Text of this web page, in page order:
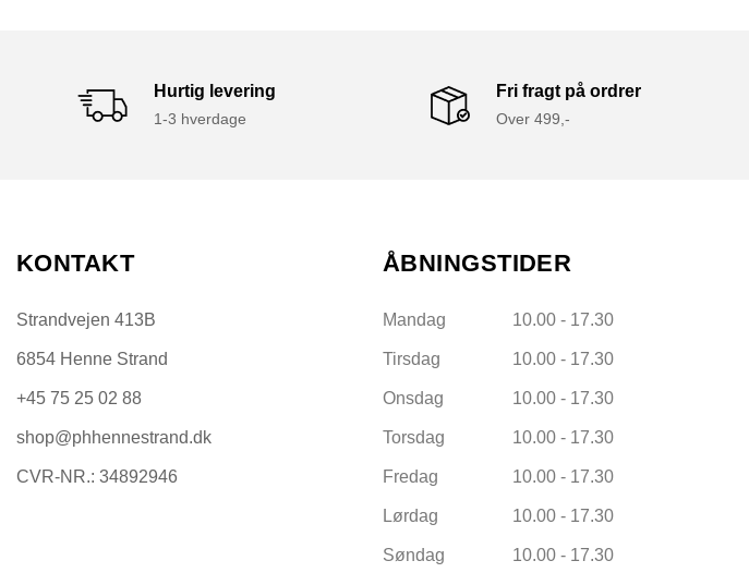
Hurtig levering
1-3 hverdage
Fri fragt på ordrer
Over 499,-
KONTAKT
Strandvejen 413B
6854 Henne Strand
+45 75 25 02 88
shop@phhennestrand.dk
CVR-NR.: 34892946
ÅBNINGSTIDER
Mandag 10.00 - 17.30
Tirsdag 10.00 - 17.30
Onsdag 10.00 - 17.30
Torsdag 10.00 - 17.30
Fredag 10.00 - 17.30
Lørdag 10.00 - 17.30
Søndag 10.00 - 17.30